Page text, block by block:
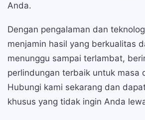
Anda.
Dengan pengalaman dan
menjamin hasil yang berkualitas
menunggu sampai terlambat,
perlindungan terbaik untuk masa
Hubungi kami sekarang dan
khusus yang tidak ingin Anda